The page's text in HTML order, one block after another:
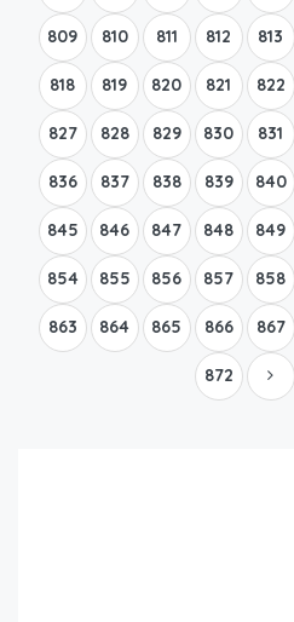
809 810 811 812 813
818 819 820 821 822
827 828 829 830 831
836 837 838 839 840
845 846 847 848 849
854 855 856 857 858
863 864 865 866 867
872